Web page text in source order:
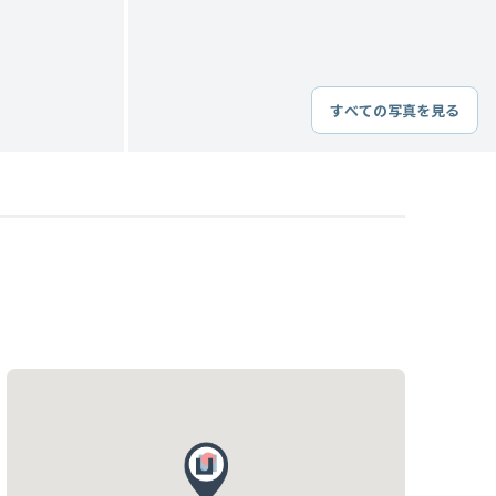
すべての写真を見る